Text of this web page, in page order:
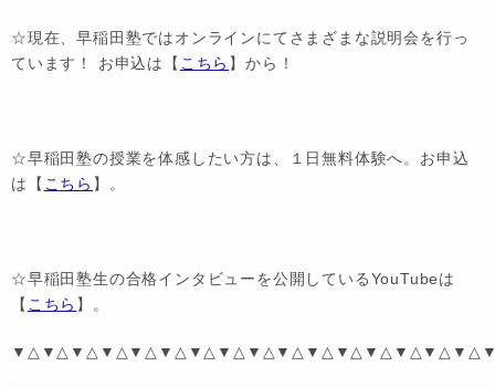
☆現在、早稲田塾ではオンラインにてさまざまな説明会を行っ
ています！ お申込は【 こちら 】から！
☆早稲田塾の授業を体感したい方は、１日無料体験へ。お申込
は【 こちら 】。
☆早稲田塾生の合格インタビューを公開しているYouTubeは
【 こちら 】。